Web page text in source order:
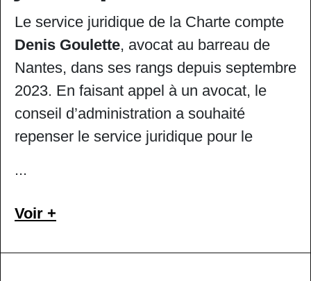
Le service juridique de la Charte compte
Denis Goulette, avocat au barreau de
Nantes, dans ses rangs depuis septembre
2023. En faisant appel à un avocat, le
conseil d’administration a souhaité
repenser le service juridique pour le
expertise du régime artistes-auteurs dans
pouvoirs publics. Si un juriste donne
...
Voir +